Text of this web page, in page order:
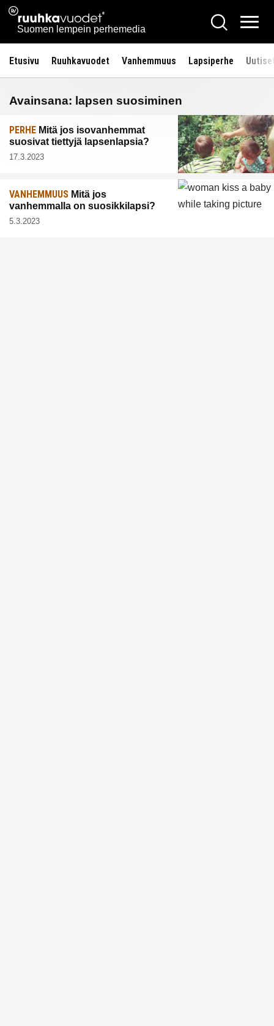
Siirry
sisältöön
Ruuhkavuodet.fi
Suomen lempein perhemedia
Hae
Etusivu Ruuhkavuodet Vanhemmuus Lapsiperhe
Avainsana: lapsen suosiminen
PERHE Mitä jos isovanhemmat
suosivat tiettyjä lapsenlapsia?
17.3.2023
VANHEMMUUS Mitä jos
vanhemmalla on suosikkilapsi?
5.3.2023